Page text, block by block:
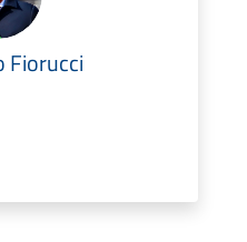
Fiorucci